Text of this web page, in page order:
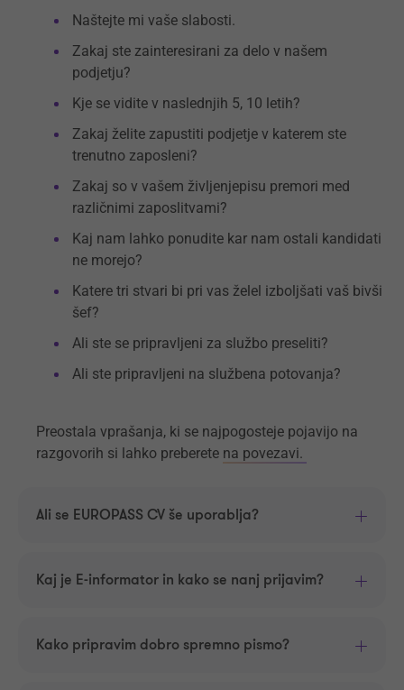
Naštejte mi vaše slabosti.
Zakaj ste zainteresirani za delo v našem
podjetju?
Kje se vidite v naslednjih 5, 10 letih?
Zakaj želite zapustiti podjetje v katerem ste
trenutno zaposleni?
Zakaj so v vašem življenjepisu premori med
različnimi zaposlitvami?
Kaj nam lahko ponudite kar nam ostali kandidati
ne morejo?
Katere tri stvari bi pri vas želel izboljšati vaš bivši
šef?
Ali ste se pripravljeni za službo preseliti?
Ali ste pripravljeni na službena potovanja?
Preostala vprašanja, ki se najpogosteje pojavijo na
razgovorih si lahko preberete na povezavi.
Ali se EUROPASS CV še uporablja?
Kaj je E-informator in kako se nanj prijavim?
Kako pripravim dobro spremno pismo?